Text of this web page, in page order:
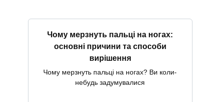
Чому мерзнуть пальці на ногах:
основні причини та способи
вирішення
Чому мерзнуть пальці на ногах? Ви коли-
небудь задумувалися